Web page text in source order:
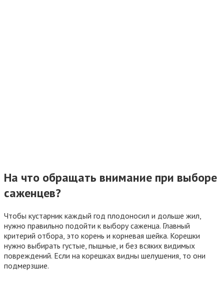
На что обращать внимание при выборе
саженцев?
Чтобы кустарник каждый год плодоносил и дольше жил,
нужно правильно подойти к выбору саженца. Главный
критерий отбора, это корень и корневая шейка. Корешки
нужно выбирать густые, пышные, и без всяких видимых
повреждений. Если на корешках видны шелушения, то они
подмерзшие.